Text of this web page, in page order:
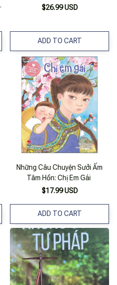
$26.99 USD
ADD TO CART
Những Câu Chuyện Sưởi Ấm
Tâm Hồn: Chị Em Gái
$17.99 USD
ADD TO CART